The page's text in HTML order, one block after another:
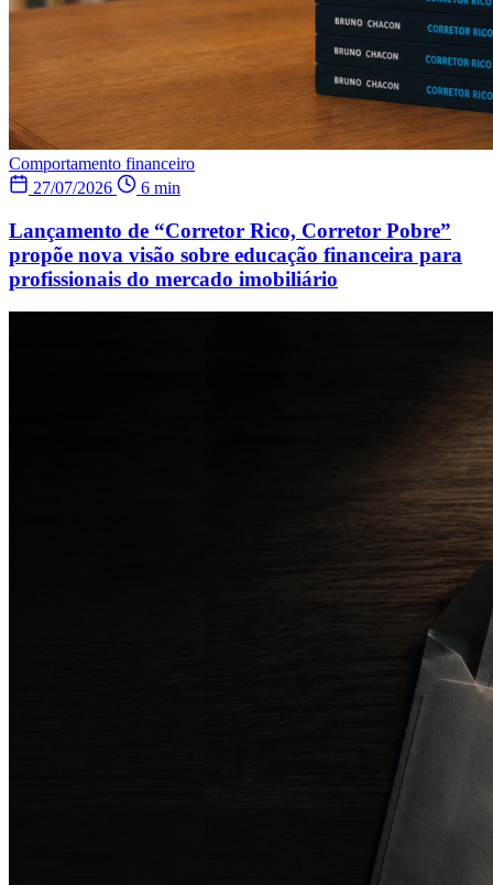
Comportamento financeiro
27/07/2026
6 min
Lançamento de “Corretor Rico, Corretor Pobre”
propõe nova visão sobre educação financeira para
profissionais do mercado imobiliário